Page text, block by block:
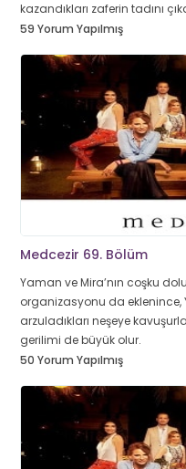
kazandıkları zaferin tadını
59 Yorum Yapılmış
Medcezir 69. Bölüm
Yaman ve Mira’nın coşku
organizasyonu da eklenince,
arzuladıkları neşeye
gerilimi de büyük olur.
50 Yorum Yapılmış